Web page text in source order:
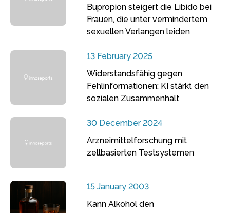
Bupropion steigert die Libido bei
Frauen, die unter vermindertem
sexuellen Verlangen leiden
13 February 2025
Widerstandsfähig gegen
Fehlinformationen: KI stärkt den
sozialen Zusammenhalt
30 December 2024
Arzneimittelforschung mit
zellbasierten Testsystemen
15 January 2003
Kann Alkohol den